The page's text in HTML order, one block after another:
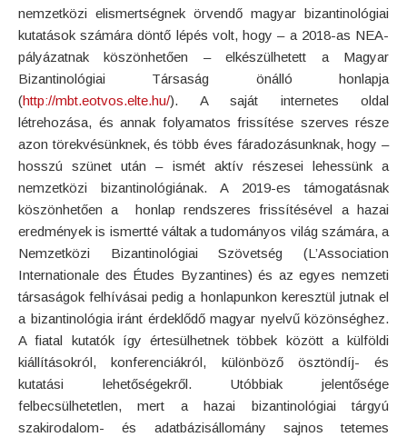
nemzetközi elismertségnek örvendő magyar bizantinológiai
kutatások számára döntő lépés volt, hogy – a 2018-as NEA-
pályázatnak köszönhetően – elkészülhetett a Magyar
Bizantinológiai Társaság önálló honlapja
(http://mbt.eotvos.elte.hu/). A saját internetes oldal
létrehozása, és annak folyamatos frissítése szerves része
azon törekvésünknek, és több éves fáradozásunknak, hogy –
hosszú szünet után – ismét aktív részesei lehessünk a
nemzetközi bizantinológiának. A 2019-es támogatásnak
köszönhetően a honlap rendszeres frissítésével a hazai
eredmények is ismertté váltak a tudományos világ számára, a
Nemzetközi Bizantinológiai Szövetség (L’Association
Internationale des Études Byzantines) és az egyes nemzeti
társaságok felhívásai pedig a honlapunkon keresztül jutnak el
a bizantinológia iránt érdeklődő magyar nyelvű közönséghez.
A fiatal kutatók így értesülhetnek többek között a külföldi
kiállításokról, konferenciákról, különböző ösztöndíj- és
kutatási lehetőségekről. Utóbbiak jelentősége
felbecsülhetetlen, mert a hazai bizantinológiai tárgyú
szakirodalom- és adatbázisállomány sajnos tetemes